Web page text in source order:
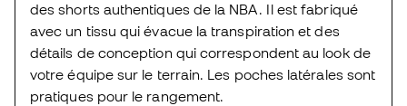
des shorts authentiques de la NBA. Il est fabriqué
avec un tissu qui évacue la transpiration et des
détails de conception qui correspondent au look de
votre équipe sur le terrain. Les poches latérales sont
pratiques pour le rangement.